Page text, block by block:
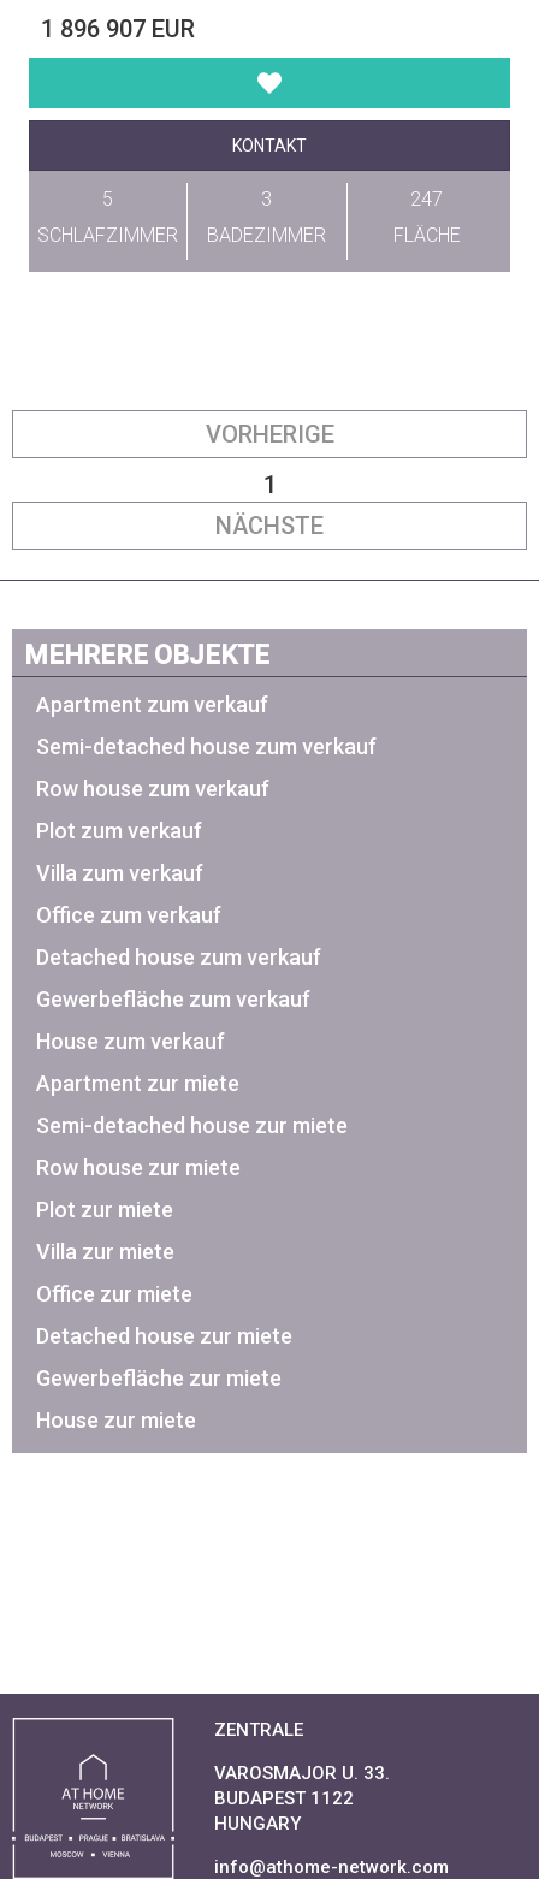
1 896 907 EUR
KONTAKT
5
SCHLAFZIMMER
3
BADEZIMMER
247
FLÄCHE
VORHERIGE
1
NÄCHSTE
MEHRERE OBJEKTE
Apartment zum verkauf
Semi-detached house zum verkauf
Row house zum verkauf
Plot zum verkauf
Villa zum verkauf
Office zum verkauf
Detached house zum verkauf
Gewerbefläche zum verkauf
House zum verkauf
Apartment zur miete
Semi-detached house zur miete
Row house zur miete
Plot zur miete
Villa zur miete
Office zur miete
Detached house zur miete
Gewerbefläche zur miete
House zur miete
ZENTRALE
VAROSMAJOR U. 33.
BUDAPEST 1122
HUNGARY
info@athome-network.com